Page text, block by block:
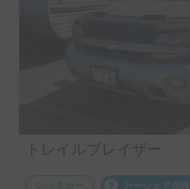
トレイルブレイザー
レンタカー カーシェア保険